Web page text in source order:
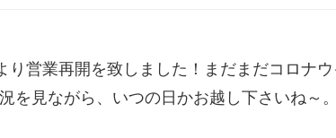
り営業再開を致しました！まだまだコロナ
を見ながら、いつの日かお越し下さいね～